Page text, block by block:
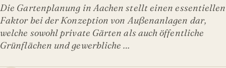
Die Gartenplanung in Aachen stellt einen essentiellen
Faktor bei der Konzeption von Außenanlagen dar,
welche sowohl private Gärten als auch öffentliche
Grünflächen und gewerbliche …